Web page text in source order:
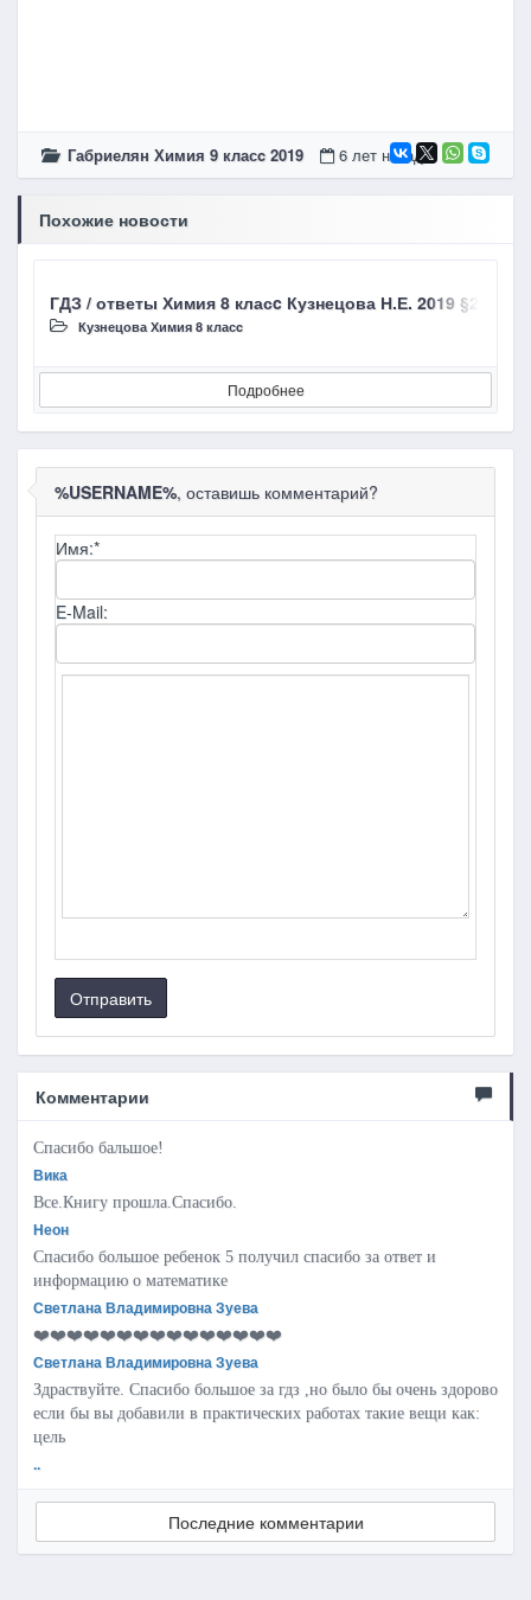
Габриелян Химия 9 класc 2019 6 лет назад
Похожие новости
ГДЗ / ответы Химия 8 класc Кузнецова Н.Е. 2019 §20
Кузнецова Химия 8 класc
Подробнее
%USERNAME%, оставишь комментарий?
Имя:*
E-Mail:
Отправить
Комментарии
Спасибо бальшое!
Вика
Все.Книгу прошла.Спасибо.
Неон
Спасибо большое ребенок 5 получил спасибо за ответ и
информацию о математике
Светлана Владимировна Зуева
❤️❤️❤️❤️❤️❤️❤️❤️❤️❤️❤️❤️❤️❤️❤️
Светлана Владимировна Зуева
Здраствуйте. Спасибо большое за гдз ,но было бы очень здорово
если бы вы добавили в практических работах такие вещи как:
цель
..
Последние комментарии